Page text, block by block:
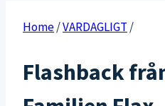
Home/VARDAGLIGT /
Flashback